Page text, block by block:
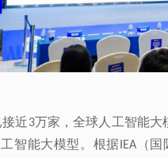
近3万家，全球人工智能大
智能大模型。根据 IEA（国